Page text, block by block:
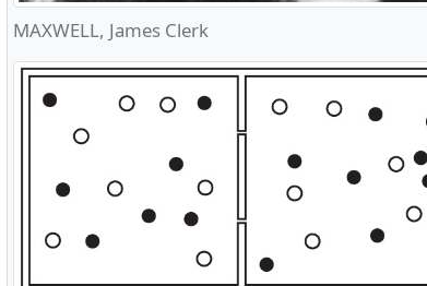
MAXWELL, James Clerk